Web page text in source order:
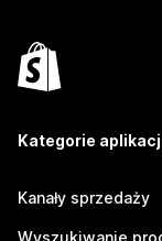
Kategorie
Kanały sprzedaży